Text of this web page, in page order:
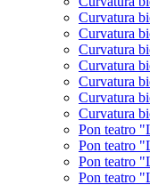
Curvatura
Curvatura
Curvatura
Curvatura
Curvatura
Curvatura
Curvatura
Pon teatro
Pon teatro
Pon teatro
Pon teatro